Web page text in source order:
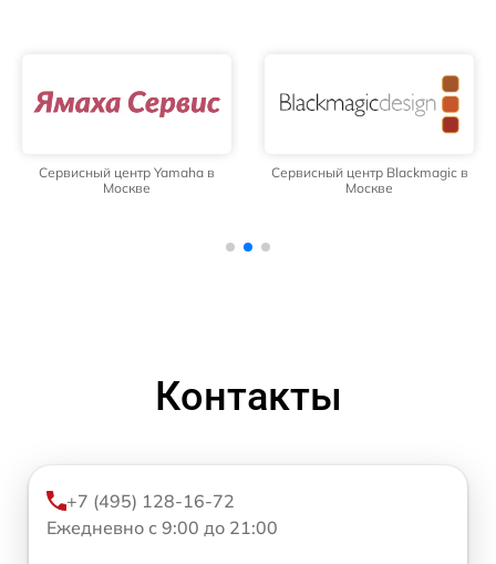
Сервисный центр Yamaha в
Москве
Сервисный центр Blackmagic в
Москве
Контакты
+7 (495) 128-16-72
Ежедневно с 9:00 до 21:00